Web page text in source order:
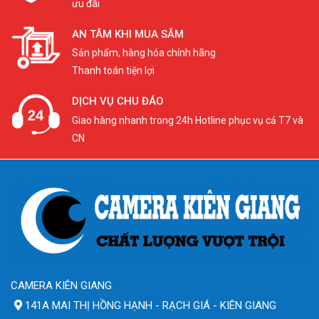
ưu đãi
AN TÂM KHI MUA SẮM
Sản phẩm, hàng hóa chính hãng
Thanh toán tiện lợi
DỊCH VỤ CHU ĐÁO
Giao hàng nhanh trong 24h Hotline phục vụ cả T7 và
CN
CAMERA KIÊN GIANG
141A MAI THỊ HỒNG HẠNH - RẠCH GIÁ - KIÊN GIANG